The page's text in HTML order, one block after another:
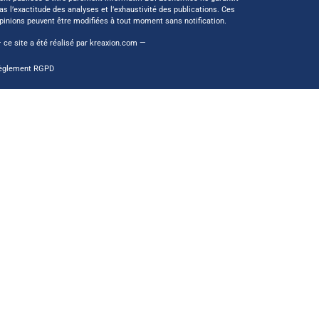
l’exactitude des analyses et l’exhaustivité des publications. Ces
peuvent être modifiées à tout moment sans notification.
ce site a été réalisé par kreaxion.com —
RGPD